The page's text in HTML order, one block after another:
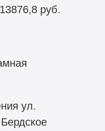
руб.
ул.